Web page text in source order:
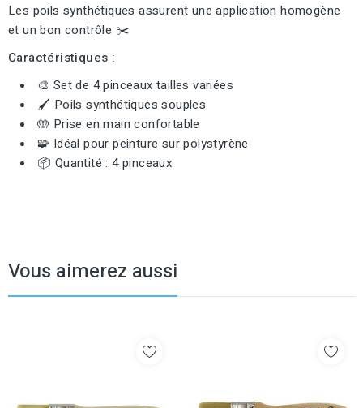
Les poils synthétiques assurent une application homogène
et un bon contrôle ✂️
Caractéristiques :
🎨 Set de 4 pinceaux tailles variées
🖌️ Poils synthétiques souples
🤲 Prise en main confortable
🧩 Idéal pour peinture sur polystyrène
📦 Quantité : 4 pinceaux
Vous aimerez aussi